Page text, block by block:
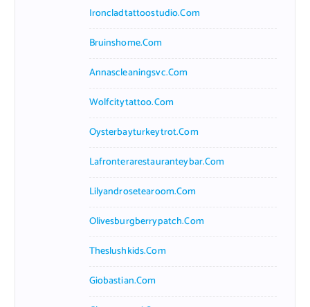
Ironcladtattoostudio.com
Bruinshome.com
Annascleaningsvc.com
Wolfcitytattoo.com
Oysterbayturkeytrot.com
Lafronterarestauranteybar.com
Lilyandrosetearoom.com
Olivesburgberrypatch.com
Theslushkids.com
Giobastian.com